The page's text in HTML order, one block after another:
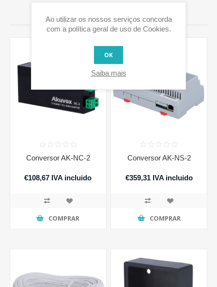
PRODUTOS RELACIONADOS
Conversor AK-NC-2
€108,67 IVA incluido
COMPRAR
Conversor AK-NS-2
€359,31 IVA incluido
COMPRAR
Ao utilizar os nossos serviços concorda
com a política geral de uso de Cookies.
OK
Saiba mais